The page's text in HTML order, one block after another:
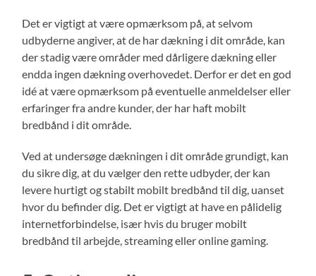
Det er vigtigt at være opmærksom på, at selvom
udbyderne angiver, at de har dækning i dit område, kan
der stadig være områder med dårligere dækning eller
endda ingen dækning overhovedet. Derfor er det en god
idé at være opmærksom på eventuelle anmeldelser eller
erfaringer fra andre kunder, der har haft mobilt
bredbånd i dit område.
Ved at undersøge dækningen i dit område grundigt, kan
du sikre dig, at du vælger den rette udbyder, der kan
levere hurtigt og stabilt mobilt bredbånd til dig, uanset
hvor du befinder dig. Det er vigtigt at have en pålidelig
internetforbindelse, især hvis du bruger mobilt
bredbånd til arbejde, streaming eller online gaming.